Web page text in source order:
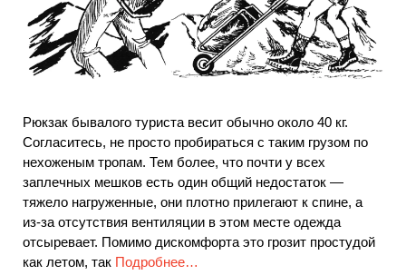
Рюкзак бывалого туриста весит обычно около 40 кг.
Согласитесь, не просто пробираться с таким грузом по
нехоженым тропам. Тем более, что почти у всех
заплечных мешков есть один общий недостаток —
тяжело нагруженные, они плотно прилегают к спине, а
из-за отсутствия вентиляции в этом месте одежда
отсыревает. Помимо дискомфорта это грозит простудой
как летом, так Подробнее…